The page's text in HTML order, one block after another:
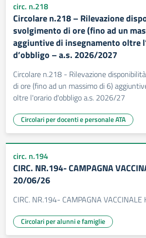
circ. n.218
Circolare n.218 – Rilevazione
svolgimento di ore (fino ad un
aggiuntive di insegnamento oltre
d’obbligo – a.s. 2026/2027
Circolare n.218 - Rilevazione
di ore (fino ad un massimo di 6)
oltre l'orario d'obbligo a.s. 2026/27
Circolari per docenti e personale ATA
circ. n.194
CIRC. NR.194- CAMPAGNA
20/06/26
CIRC. NR.194- CAMPAGNA
Circolari per alunni e famiglie